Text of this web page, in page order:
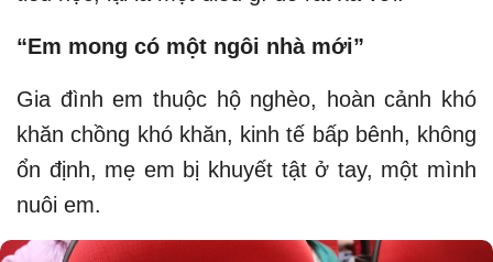
“Em mong có một ngôi nhà mới”
Gia đình em thuộc hộ nghèo, hoàn cảnh khó
khăn chồng khó khăn, kinh tế bấp bênh, không
ổn định, mẹ em bị khuyết tật ở tay, một mình
nuôi em.